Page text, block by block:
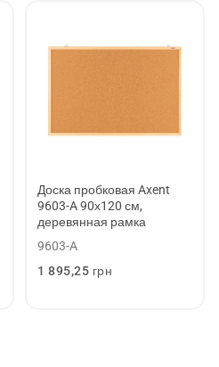
Доска пробковая Axent
9603-A 90х120 см,
деревянная рамка
9603-A
Обычная
1 895,25 грн